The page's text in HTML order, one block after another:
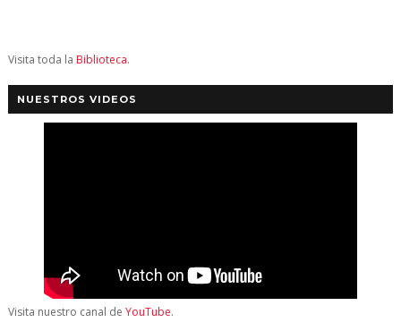
Visita toda la Biblioteca.
NUESTROS VIDEOS
Visita nuestro canal de YouTube.